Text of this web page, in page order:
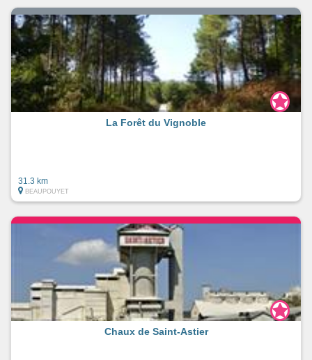
La Forêt du Vignoble
31.3 km
BEAUPOUYET
Chaux de Saint-Astier